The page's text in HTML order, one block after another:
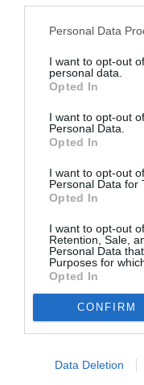
Personal Data
I want to opt-out
personal data.
Opted In
I want to opt-out
Personal Data.
Opted In
I want to opt-out
Personal Data for
Opted In
I want to opt-out
Retention, Sale,
Personal Data
Purposes for
Opted In
CONFIRM
Data Deletion
CITEȘTE ȘI:
Eclere asortate
Spumă de căpşuni
REȚETA DULCE:
„Prăjitura
Știre șocantă